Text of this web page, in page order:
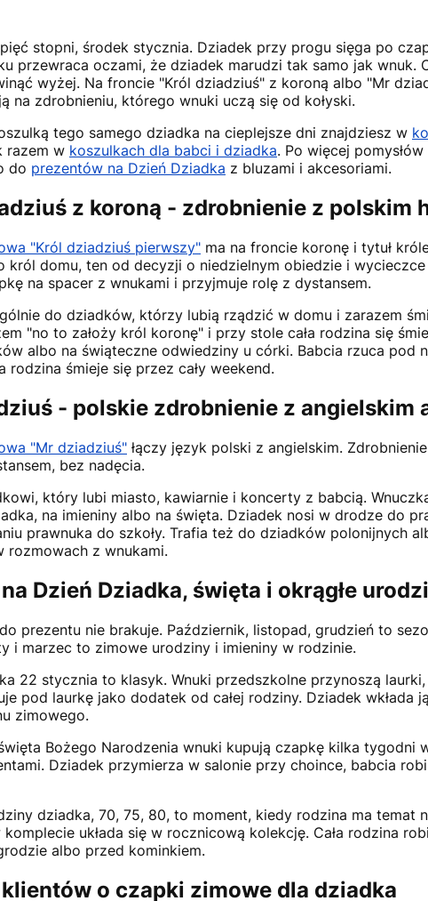
stopni, środek stycznia. Dziadek przy progu sięga po
przewraca oczami, że dziadek marudzi tak samo jak wnuk.
wyżej. Na froncie "Król dziadziuś" z koroną albo "Mr
na zdrobnieniu, którego wnuki uczą się od kołyski.
tego samego dziadka na cieplejsze dni znajdziesz w
razem w koszulkach dla babci i dziadka. Po więcej
do prezentów na Dzień Dziadka z bluzami i akcesoriami.
z koroną - zdrobnienie z polskim
"Król dziadziuś pierwszy" ma na froncie koronę i tytuł
król domu, ten od decyzji o niedzielnym obiedzie i
na spacer z wnukami i przyjmuje rolę z dystansem.
do dziadków, którzy lubią rządzić w domu i zarazem
"no to założy król koronę" i przy stole cała rodzina się
albo na świąteczne odwiedziny u córki. Babcia rzuca pod
rodzina śmieje się przez cały weekend.
- polskie zdrobnienie z angielskim
"Mr dziadziuś" łączy język polski z angielskim.
bez nadęcia.
który lubi miasto, kawiarnie i koncerty z babcią.
na imieniny albo na święta. Dziadek nosi w drodze do
prawnuka do szkoły. Trafia też do dziadków polonijnych
rozmowach z wnukami.
Dzień Dziadka, święta i okrągłe
prezentu nie brakuje. Październik, listopad, grudzień to
i marzec to zimowe urodziny i imieniny w rodzinie.
22 stycznia to klasyk. Wnuki przedszkolne przynoszą
pod laurkę jako dodatek od całej rodziny. Dziadek wkłada
zimowego.
Bożego Narodzenia wnuki kupują czapkę kilka tygodni
Dziadek przymierza w salonie przy choince, babcia
dziadka, 70, 75, 80, to moment, kiedy rodzina ma temat
układa się w rocznicową kolekcję. Cała rodzina
albo przed kominkiem.
o czapki zimowe dla dziadka